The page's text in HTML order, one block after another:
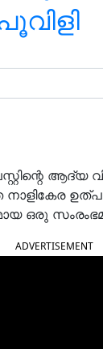
ആദ്യ
ഒരു
ADVERTISEMENT